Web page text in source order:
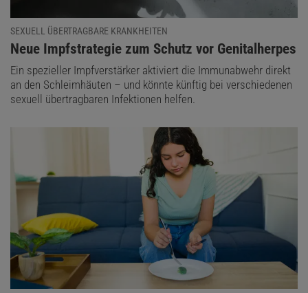
SEXUELL ÜBERTRAGBARE KRANKHEITEN
:
Neue Impfstrategie zum Schutz vor Genitalherpes
Ein spezieller Impfverstärker aktiviert die Immunabwehr direkt
an den Schleimhäuten – und könnte künftig bei verschiedenen
sexuell übertragbaren Infektionen helfen.